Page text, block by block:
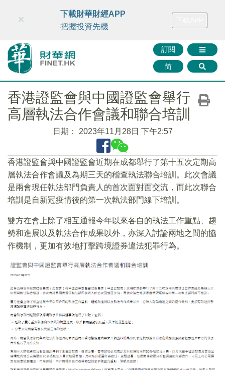
財華智庫網 FINTV FINMETA 財華證券 媒體矩陣
訂閱
简
×
下載財華財經APP
把握投資先機
香港證監會與中國證監會舉行
高層執法合作會議和聯合培訓
日期： 2023年11月28日 下午2:57
香港證監會與中國證監會近期在成都舉行了第十五次定期高
層執法合作會議及為期三天的稽查執法聯合培訓。此次會議
是兩會現任執法部門負責人的首次面對面交流，而此次聯合
培訓是自新冠疫情後的第一次執法部門線下培訓。
雙方在會上除了相互通報今年以來各自的執法工作重點、趨
勢和進展以及執法合作成果以外，亦深入討論兩地之間的協
作機制，更加有效地打擊跨境證券違法犯罪行為。